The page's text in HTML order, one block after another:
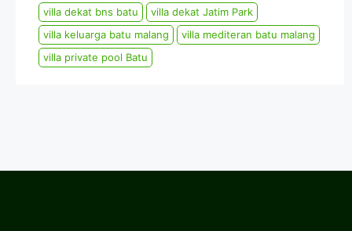
villa dekat bns batu
villa dekat Jatim Park
villa keluarga batu malang
villa mediteran batu malang
villa private pool Batu